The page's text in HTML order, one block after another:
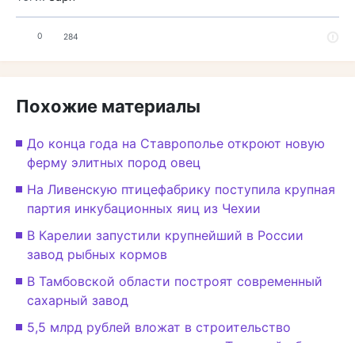
0 284
Похожие материалы
До конца года на Ставрополье откроют новую
ферму элитных пород овец
На Ливенскую птицефабрику поступила крупная
партия инкубационных яиц из Чехии
В Карелии запустили крупнейший в России
завод рыбных кормов
В Тамбовской области построят современный
сахарный завод
5,5 млрд рублей вложат в строительство